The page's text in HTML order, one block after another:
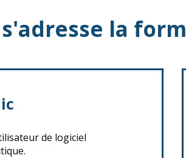
la
de logiciel